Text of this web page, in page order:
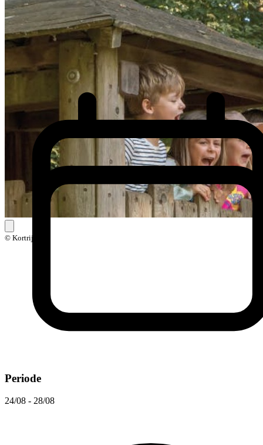
© Kortrijk
Periode
24/08 - 28/08